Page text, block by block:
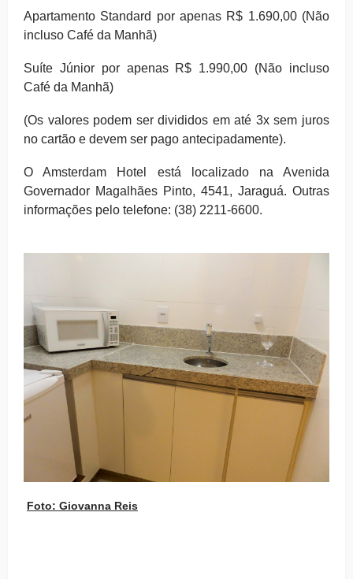
Apartamento Standard por apenas R$ 1.690,00 (Não
incluso Café da Manhã)
Suíte Júnior por apenas R$ 1.990,00 (Não incluso
Café da Manhã)
(Os valores podem ser divididos em até 3x sem juros
no cartão e devem ser pago antecipadamente).
O Amsterdam Hotel está localizado na Avenida
Governador Magalhães Pinto, 4541, Jaraguá. Outras
informações pelo telefone: (38) 2211-6600.
Foto: Giovanna Reis